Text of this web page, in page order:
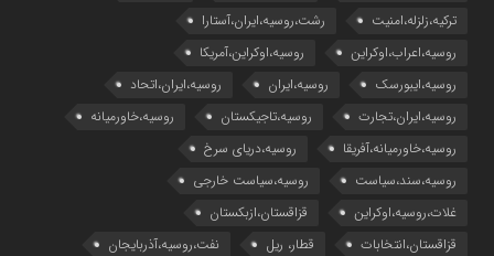
ترکیه،زلزله،امنیت
رشت،روسیه،ایران،آستارا
روسیه،اعراب،اوکراین
روسیه،اوکراین،آمریکا
روسیه،ایبورسک
روسیه،ایران
روسیه،ایران،اتحاد
روسیه،ایران،تجارت
روسیه،تاجیکستان
روسیه،خاورمیانه
روسیه،خاورمیانه،آفریقا
روسیه،دریای سرخ
روسیه،سند،سیاست
روسیه،سیاست خارجی
غلات،روسیه،اوکراین
قزاقستان،ازبکستان
قزاقستان،انتخابات
قطار، ریل
نفت،روسیه،آذربایجان